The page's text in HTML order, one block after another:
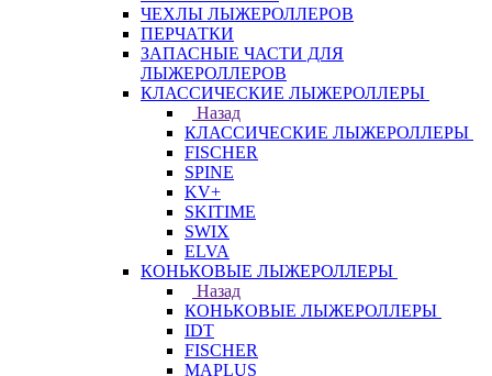
ЧЕХЛЫ ЛЫЖЕРОЛЛЕРОВ
ПЕРЧАТКИ
ЗАПАСНЫЕ ЧАСТИ ДЛЯ
ЛЫЖЕРОЛЛЕРОВ
КЛАССИЧЕСКИЕ ЛЫЖЕРОЛЛЕРЫ
Назад
КЛАССИЧЕСКИЕ ЛЫЖЕРОЛЛЕРЫ
FISCHER
SPINE
KV+
SKITIME
SWIX
ELVA
КОНЬКОВЫЕ ЛЫЖЕРОЛЛЕРЫ
Назад
КОНЬКОВЫЕ ЛЫЖЕРОЛЛЕРЫ
IDT
FISCHER
MAPLUS